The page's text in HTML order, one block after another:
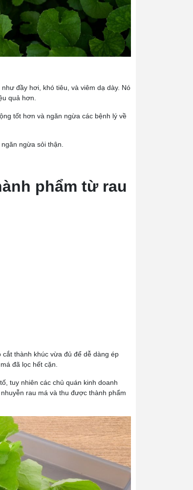
đầy hơi, khó tiêu, và viêm dạ dày. Nó
quả hơn.
tốt hơn và ngăn ngừa các bệnh lý về
ngừa sỏi thận.
phẩm từ rau
thành khúc vừa đủ để dễ dàng ép
đã lọc hết cặn.
tuy nhiên các chủ quán kinh doanh
rau má và thu được thành phẩm